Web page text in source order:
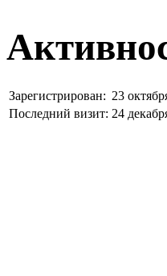
Зарегистрирован: 23
Последний визит: 24